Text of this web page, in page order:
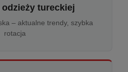
tureckiej
– aktualne trendy, szybka
rotacja